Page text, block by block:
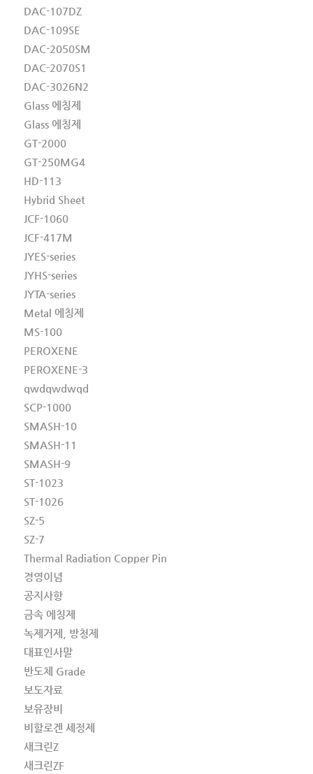
DAC-107DZ
DAC-109SE
DAC-2050SM
DAC-2070S1
DAC-3026N2
Glass 에칭제
Glass 에칭제
GT-2000
GT-250MG4
HD-113
Hybrid Sheet
JCF-1060
JCF-417M
JYES-series
JYHS-series
JYTA-series
Metal 에칭제
MS-100
PEROXENE
PEROXENE-3
qwdqwdwqd
SCP-1000
SMASH-10
SMASH-11
SMASH-9
ST-1023
ST-1026
SZ-5
SZ-7
Thermal Radiation Copper Pin
경영이념
공지사항
금속 에칭제
녹제거제, 방청제
대표인사말
반도체 Grade
보도자료
보유장비
비할로겐 세정제
새크린Z
새크린ZF